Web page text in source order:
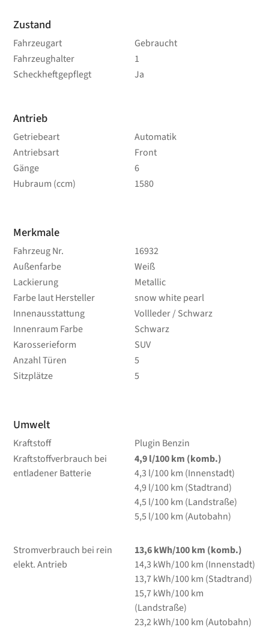
Zustand
Fahrzeugart
Gebraucht
Fahrzeughalter
1
Scheckheftgepflegt
Ja
Antrieb
Getriebeart
Automatik
Antriebsart
Front
Gänge
6
Hubraum (ccm)
1580
Merkmale
Fahrzeug Nr.
16932
Außenfarbe
Weiß
Lackierung
Metallic
Farbe laut Hersteller
snow white pearl
Innenausstattung
Vollleder / Schwarz
Innenraum Farbe
Schwarz
Karosserieform
SUV
Anzahl Türen
5
Sitzplätze
5
Umwelt
Kraftstoff
Plugin Benzin
Kraftstoffverbrauch bei
entladener Batterie
4,9l/100 km (komb.)
4,3 l/100 km (Innenstadt)
4,9l/100 km (Stadtrand)
4,5 l/100 km (Landstraße)
5,5 l/100 km (Autobahn)
Stromverbrauch bei rein
elekt. Antrieb
13,6kWh/100 km (komb.)
14,3 kWh/100 km (Innenstadt)
13,7kWh/100 km (Stadtrand)
15,7kWh/100 km
(Landstraße)
23,2kWh/100 km (Autobahn)